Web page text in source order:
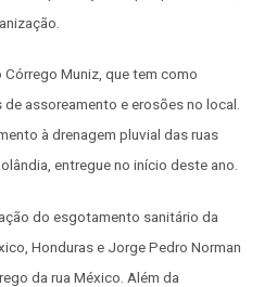
Muniz, que tem como
assoreamento e erosões no local.
à drenagem pluvial das ruas
entregue no início deste ano.
do esgotamento sanitário da
Honduras e Jorge Pedro Norman
da rua México. Além da